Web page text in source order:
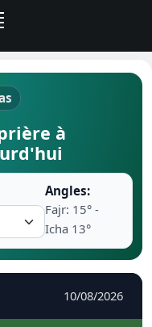
Ramadan
Comment
à
Angles:
Fajr: 15° -
Icha 13°
10/08/2026